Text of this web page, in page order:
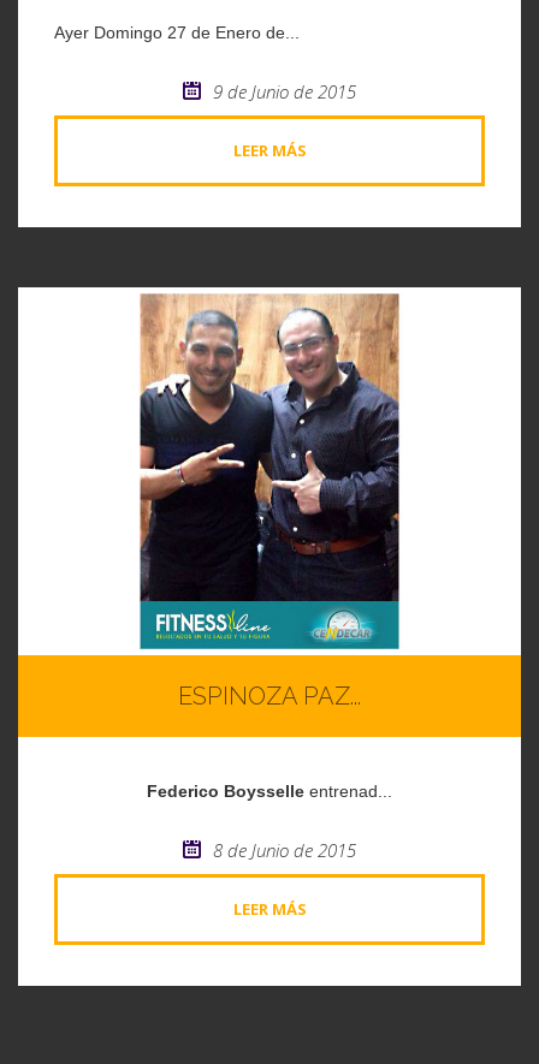
Ayer Domingo 27 de Enero de...
9 de Junio de 2015
LEER MÁS
ESPINOZA PAZ...
Federico Boysselle entrenad...
8 de Junio de 2015
LEER MÁS